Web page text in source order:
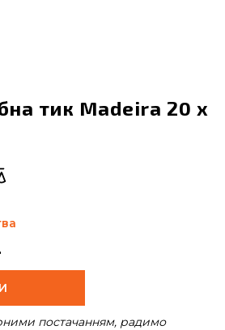
тик Madeira 20 x
постачанням, радимо